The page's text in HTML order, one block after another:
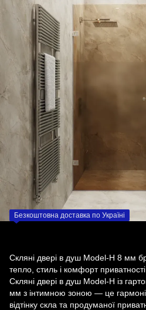
Безкоштовна доставка по Україні
Скляні двері в душ Model-H 8 мм
тепло, стиль і комфорт приватності
Скляні двері в душ Model-H із
мм з інтимною зоною — це
відтінку скла та продуманої